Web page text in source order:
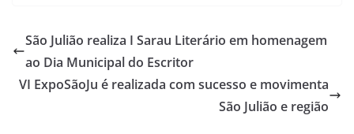
São Julião realiza I Sarau Literário em homenagem
ao Dia Municipal do Escritor
VI ExpoSãoJu é realizada com sucesso e movimenta
São Julião e região